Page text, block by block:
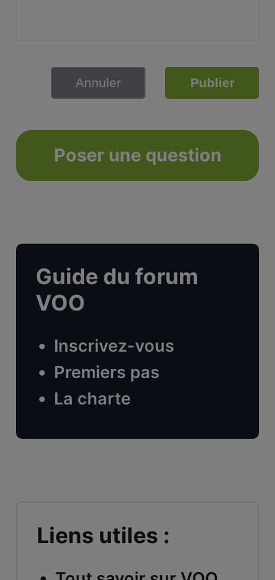
Annuler Publier
Poser une question
Guide du forum
VOO
Inscrivez-vous
Premiers pas
La charte
Liens utiles :